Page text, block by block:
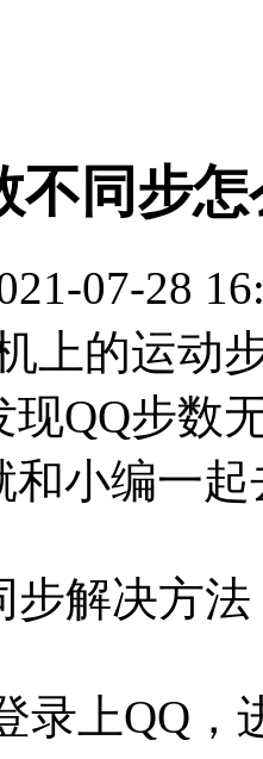
不同步
07-28
上的运动
现QQ步数
和小编一
步解决方法
上QQ，